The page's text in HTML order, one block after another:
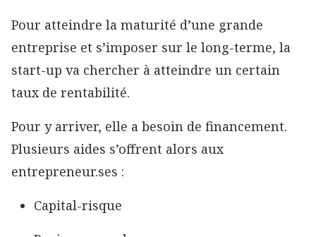
Pour atteindre la maturité d’une grande
entreprise et s’imposer sur le long-terme, la
start-up va chercher à atteindre un certain
taux de rentabilité.
Pour y arriver, elle a besoin de financement.
Plusieurs aides s’offrent alors aux
entrepreneur.ses :
Capital-risque